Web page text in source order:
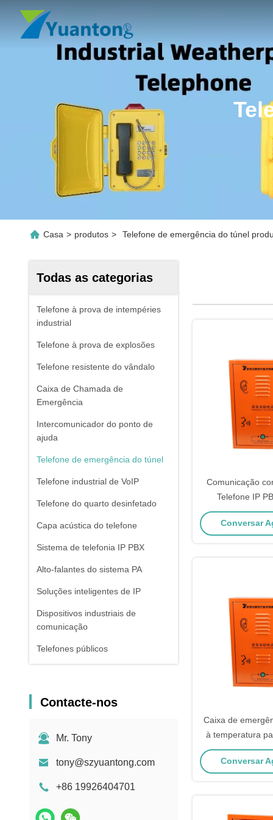
Casa > produtos > Telefone de emergência do túnel
Todas as categorias
Telefone à prova de intempéries
industrial
Telefone à prova de explosões
Telefone resistente do vândalo
Caixa de Chamada de
Emergência
Intercomunicador do ponto de
ajuda
Telefone de emergência do túnel
Telefone industrial de VoIP
Telefone do quarto desinfetado
Capa acústica do telefone
Sistema de telefonia IP PBX
Alto-falantes do sistema PA
Soluções inteligentes de IP
Dispositivos industriais de
comunicação
Telefones públicos
Contacte-nos
Mr. Tony
tony@szyuantong.com
+86 19926404701
Comunicação
Telefone IP
telefónico com
Conversar
Caixa de
à temperatura
Conversar